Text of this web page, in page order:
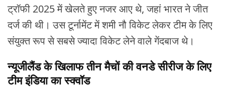
ट्रॉफी 2025 में खेलते हुए नजर आए थे, जहां भारत ने जीत
दर्ज की थी। उस टूर्नामेंट में शमी नौ विकेट लेकर टीम के लिए
संयुक्त रूप से सबसे ज्यादा विकेट लेने वाले गेंदबाज थे।
न्यूजीलैंड के खिलाफ तीन मैचों की वनडे सीरीज के लिए
टीम इंडिया का स्क्वॉड